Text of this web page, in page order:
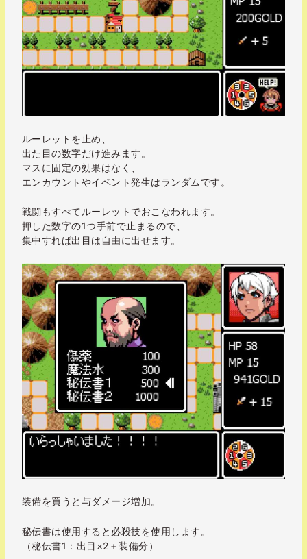
ルーレットを止め、
出た目の数字だけ進みます。
マスに固定の効果はなく、
エンカウントやイベント発生はランダムです。
戦闘もすべてルーレットでおこなわれます。
押した数字の1つ手前で止まるので、
集中すれば出目は自由に出せます。
装備を買うと与ダメージ増加。
秘伝書は使用すると必殺技を使用します。
（秘伝書1：出目×2＋装備分）